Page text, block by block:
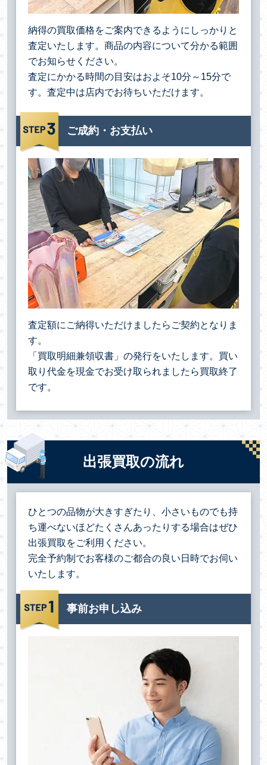
納得の買取価格をご案内できるようにしっかりと
査定いたします。商品の内容について分かる範囲
でお知らせください。
査定にかかる時間の目安はおよそ10分～15分で
す。査定中は店内でお待ちいただけます。
ご成約・お支払い
査定額にご納得いただけましたらご契約となりま
す。
「買取明細兼領収書」の発行をいたします。買い
取り代金を現金でお受け取られましたら買取終了
です。
出張買取の流れ
ひとつの品物が大きすぎたり、小さいものでも持
ち運べないほどたくさんあったりする場合はぜひ
出張買取をご利用ください。
完全予約制でお客様のご都合の良い日時でお伺い
いたします。
事前お申し込み